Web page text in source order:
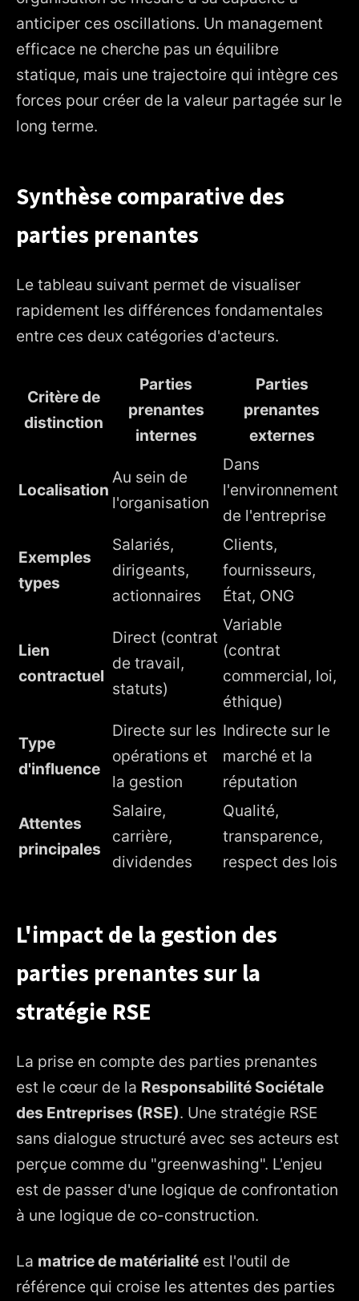
anticiper ces oscillations. Un management
efficace ne cherche pas un équilibre
statique, mais une trajectoire qui intègre ces
forces pour créer de la valeur partagée sur le
long terme.
Synthèse comparative des
parties prenantes
Le tableau suivant permet de visualiser
rapidement les différences fondamentales
entre ces deux catégories d'acteurs.
Critère de
distinction
Parties
prenantes
internes
Parties
prenantes
externes
Localisation
Au sein de
l'organisation
Dans
l'environnement
de l'entreprise
Exemples
types
Salariés,
dirigeants,
actionnaires
Clients,
fournisseurs,
État, ONG
Lien
contractuel
Direct (contrat
de travail,
statuts)
Variable
(contrat
commercial, loi,
éthique)
Type
d'influence
Directe sur les
opérations et
la gestion
Indirecte sur le
marché et la
réputation
Attentes
principales
Salaire,
carrière,
dividendes
Qualité,
transparence,
respect des lois
L'impact de la gestion des
parties prenantes sur la
stratégie RSE
La prise en compte des parties prenantes
est le cœur de la Responsabilité Sociétale
des Entreprises (RSE). Une stratégie RSE
sans dialogue structuré avec ses acteurs est
perçue comme du "greenwashing". L'enjeu
est de passer d'une logique de confrontation
à une logique de co-construction.
La matrice de matérialité est l'outil de
référence qui croise les attentes des parties